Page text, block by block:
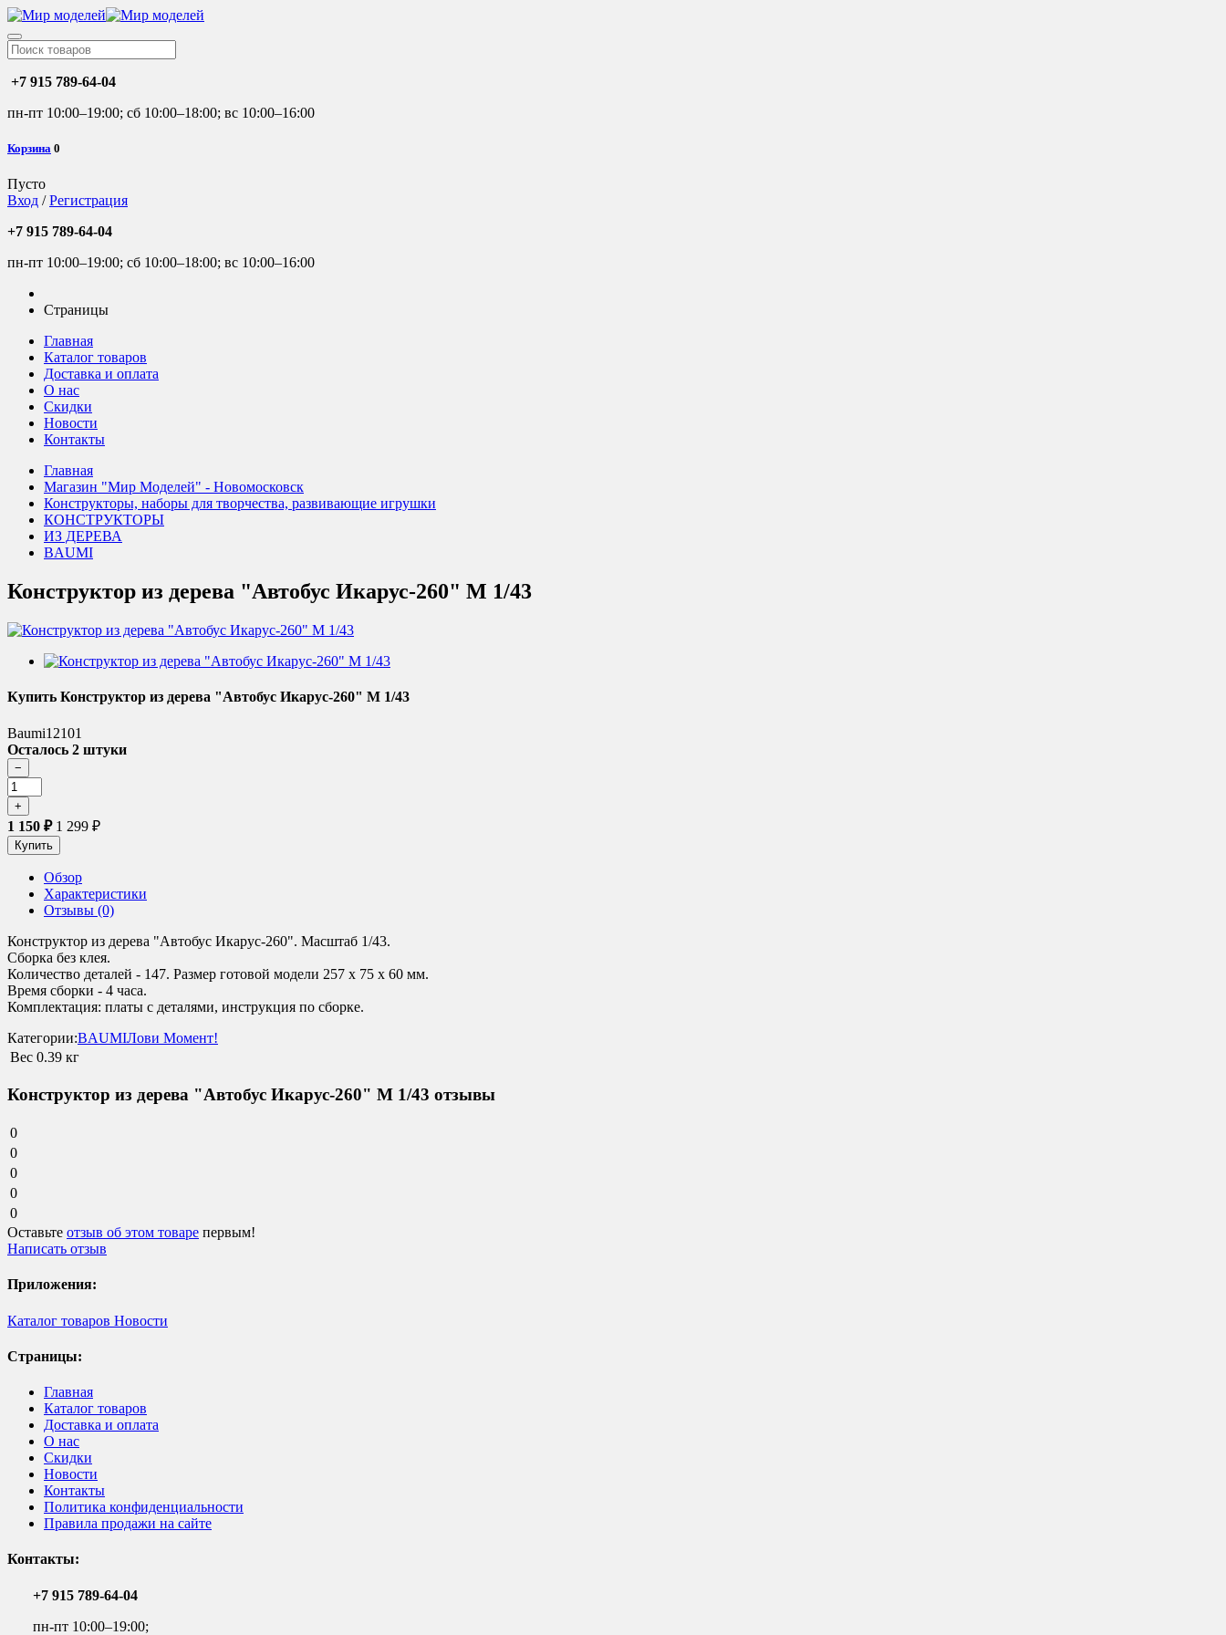
+7 915 789-64-04
пн-пт 10:00–19:00; сб 10:00–18:00; вс 10:00–16:00
Корзина 0
Пусто
Вход /Регистрация
+7 915 789-64-04
пн-пт 10:00–19:00; сб 10:00–18:00; вс 10:00–16:00
Страницы
Главная
Каталог товаров
Доставка и оплата
О нас
Скидки
Новости
Контакты
Главная
Магазин "Мир Моделей" - Новомосковск
Конструкторы, наборы для творчества, развивающие игрушки
КОНСТРУКТОРЫ
ИЗ ДЕРЕВА
BAUMI
Конструктор из дерева "Автобус Икарус-260" М 1/43
Купить Конструктор из дерева "Автобус Икарус-260" М 1/43
Baumi12101
Осталось 2 штуки
1 150 ₽1 299 ₽
Обзор
Характеристики
Отзывы (0)
Конструктор из дерева "Автобус Икарус-260". Масштаб 1/43.
Сборка без клея.
Количество деталей - 147. Размер готовой модели 257 х 75 х 60 мм.
Время сборки - 4 часа.
Комплектация: платы с деталями, инструкция по сборке.
Категории:BAUMIЛови Момент!
Вес 0.39 кг
Конструктор из дерева "Автобус Икарус-260" М 1/43 отзывы
0
0
0
0
0
Оставьте отзыв об этом товаре первым!
Написать отзыв
Приложения:
Каталог товаров Новости
Страницы:
Главная
Каталог товаров
Доставка и оплата
О нас
Скидки
Новости
Контакты
Политика конфиденциальности
Правила продажи на сайте
Контакты:
+7 915 789-64-04
пн-пт 10:00–19:00;